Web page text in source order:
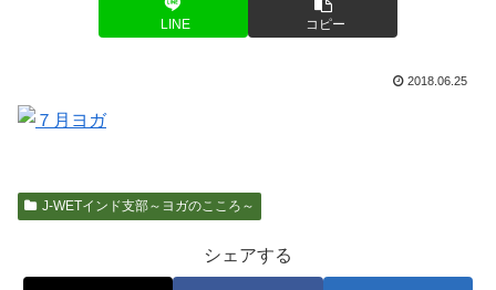
LINE コピー
2018.06.25
J-WETインド支部～ヨガのこころ～
シェアする